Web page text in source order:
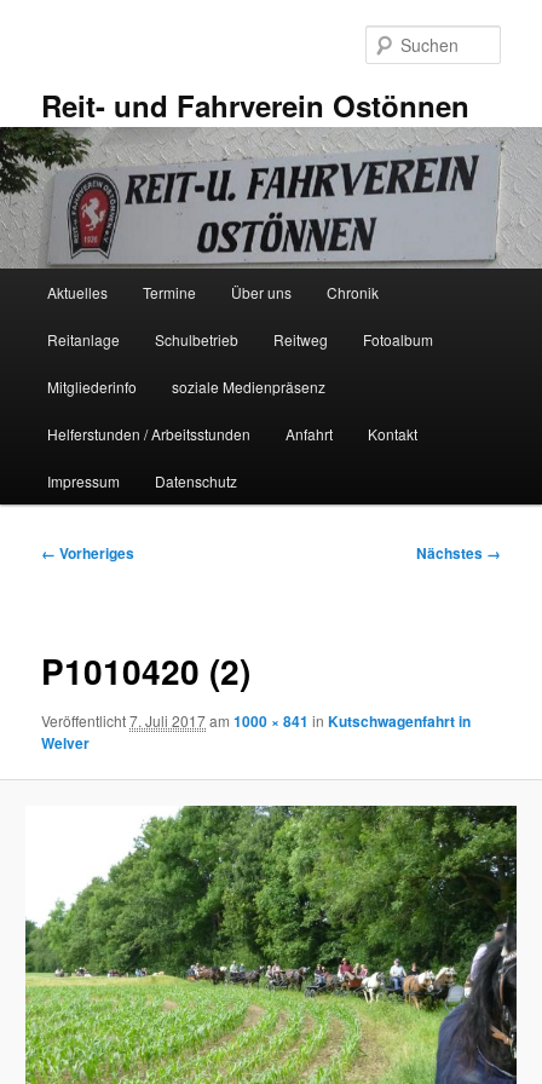
Reit- und Fahrverein Ostönnen
Aktuelles Termine Über uns Chronik
Reitanlage Schulbetrieb Reitweg Fotoalbum
Mitgliederinfo soziale Medienpräsenz
Helferstunden / Arbeitsstunden Anfahrt Kontakt
Impressum Datenschutz
Bilder-
← Vorheriges Nächstes →
P1010420 (2)
Veröffentlicht7. Juli 2017am1000 × 841 inKutschwagenfahrt in
Welver